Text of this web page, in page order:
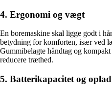
4. Ergonomi og vægt
En boremaskine skal ligge godt i
betydning for komforten, især ved
Gummibelagte håndtag og
reducere træthed.
5. Batterikapacitet og